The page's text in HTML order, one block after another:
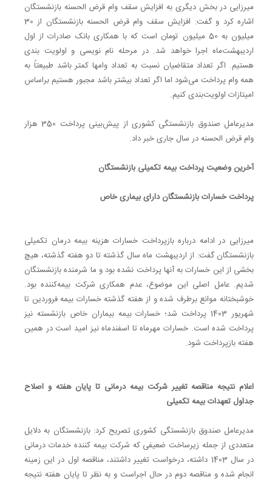
میرزایی در بخش دیگری به افزایش سقف وام قرض الحسنه بازنشستگان
اشاره کرد و گفت: افزایش سقف وام قرض الحسنه بازنشستگان از 30
میلیون به 50 میلیون تومان است که با همکاری بانک صادرات از اول
اردیبهشت‌ماه اجرا خواهد شد. در مرحله نام نویسی و اولویت بندی
هستیم. اگر تعداد متقاضیان نسبت به تعداد وامها کمتر باشد طبیعتاً به
همه وام پرداخت می‌شود اما اگر تعداد بیشتر باشد مجبور هستیم براساس
امیتازات اولویت‌بندی کنیم.
مدیرعامل صندوق بازنشستگی کشوری از پیش‌بینی پرداخت 350 هزار
وام قرض الحسنه در سال جاری خبر داد.
آخرین وضعیت پرداخت بیمه تکمیلی بازنشستگان
پرداخت خسارات بازنشستگان دارای بیماری خاص
میرزایی در ادامه درباره بازپرداخت خسارات هزینه بیمه‌ درمان تکمیلی
بازنشستگان گفت: از اردیبهشت ماه سال گذشته تا دو هفته گذشته، هیچ
بخشی از این خسارات به آنها پرداخت نشده بود و ما شرمنده بازنشستگان
شدیم. عامل اصلی این موضوع، عدم همکاری شرکت بیمه‌کننده بود.
خوشبختانه موانع برطرف شده و از هفته گذشته خسارات بیمه فروردین تا
شهریور 1403 پرداخت شد؛ خسارات بیمه بیماران خاص بازنشسته نیز
پرداخت شده است. خسارات مهرماه تا اسفندماه نیز امید است در همین
هفته بازپرداخت شود.
اعلام نتیجه مناقصه تغییر شرکت بیمه‌ درمانی تا پایان هفته و اصلاح
جداول تعهدات بیمه تکمیلی
مدیرعامل صندوق بازنشستگی کشوری تصریح کرد: بازنشستگان به دلایل
متعددی از جمله زیرساخت ضعیفی که شرکت بیمه کننده خدمات درمانی
در سال 1403 داشته، درخواست تغییر داشتند، مناقصه اول در این زمینه
انجام شده و مناقصه دوم در حال اجراست و به نظر تا پایان هفته نتیجه